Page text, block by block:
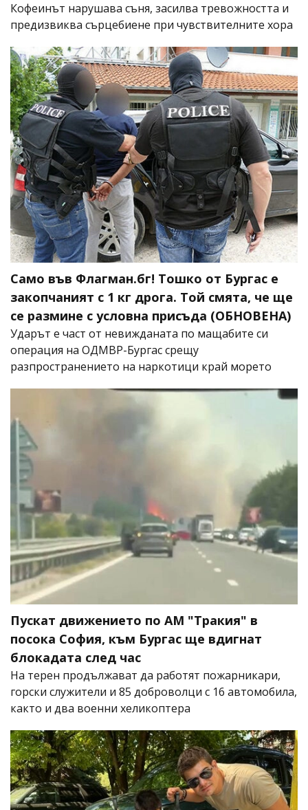
Кофеинът нарушава съня, засилва тревожността и
предизвиква сърцебиене при чувствителните хора
Само във Флагман.бг! Тошко от Бургас е
закопчаният с 1 кг дрога. Той смята, че ще
се размине с условна присъда (ОБНОВЕНА)
Ударът е част от невижданата по мащабите си
операция на ОДМВР-Бургас срещу
разпространението на наркотици край морето
Пускат движението по АМ "Тракия" в
посока София, към Бургас ще вдигнат
блокадата след час
На терен продължават да работят пожарникари,
горски служители и 85 доброволци с 16 автомобила,
както и два военни хеликоптера